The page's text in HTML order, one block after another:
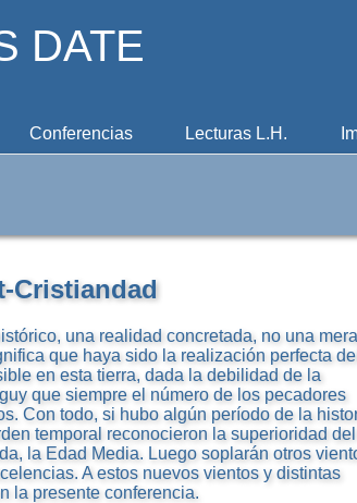
DATE
Conferencias Lecturas L.H.
Cristiandad
una realidad concretada, no una mera
que haya sido la realización perfecta del
en esta tierra, dada la debilidad de la
que siempre el número de los pecadores
Con todo, si hubo algún período de la
temporal reconocieron la superioridad del
la Edad Media. Luego soplarán otros
A estos nuevos vientos y distintas
la presente conferencia.